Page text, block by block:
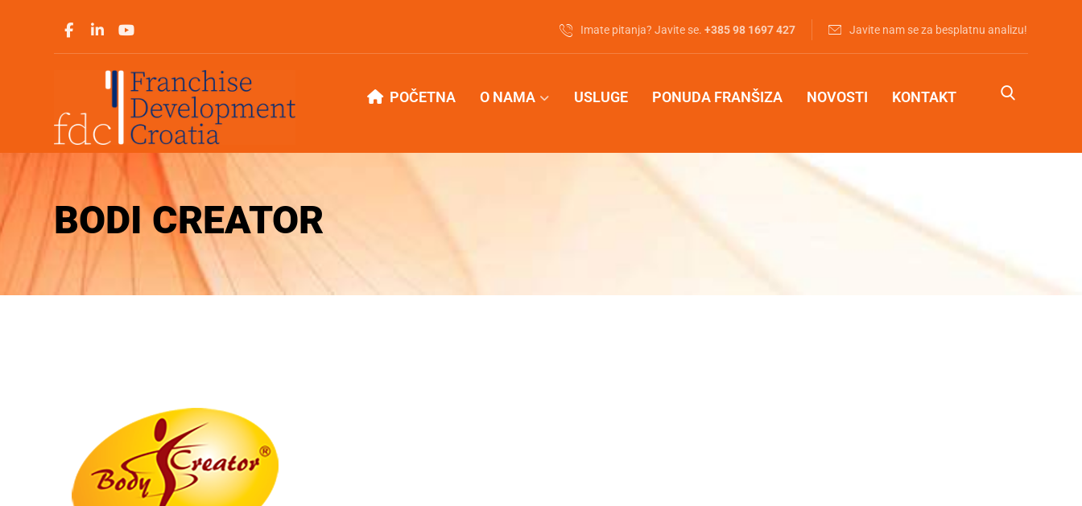
Javite nam se za besplatnu analizu!
Imate pitanja? Javite se.‭+385 98 1697 427‬
POČETNA O NAMA USLUGE PONUDA FRANŠIZA NOVOSTI KONTAKT
BODI CREATOR